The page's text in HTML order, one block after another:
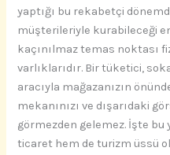
yaptığı bu rekabetçi
müşterileriyle kurabileceği
kaçınılmaz temas noktası
varlıklarıdır. Bir tüketici,
aracıyla mağazanızın
mekanınızı ve dışarıdaki
görmezden gelemez. İşte bu
ticaret hem de turizm üssü